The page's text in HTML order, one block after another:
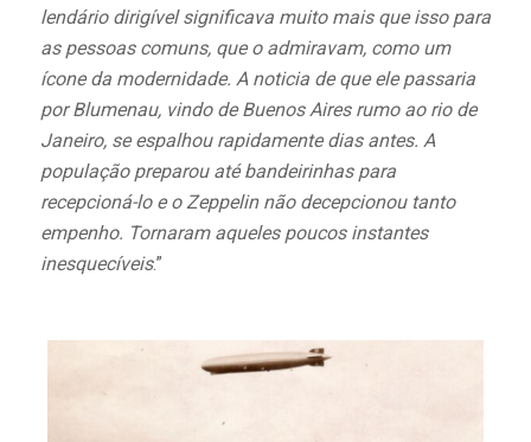
lendário dirigível significava muito mais que isso para
as pessoas comuns, que o admiravam, como um
ícone da modernidade. A noticia de que ele passaria
por Blumenau, vindo de Buenos Aires rumo ao rio de
Janeiro, se espalhou rapidamente dias antes. A
população preparou até bandeirinhas para
recepcioná-lo e o Zeppelin não decepcionou tanto
empenho. Tornaram aqueles poucos instantes
inesquecíveis.”